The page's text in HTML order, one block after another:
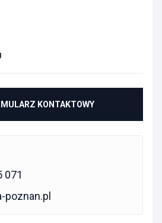
KONTAKTOWY
071
poznan.pl